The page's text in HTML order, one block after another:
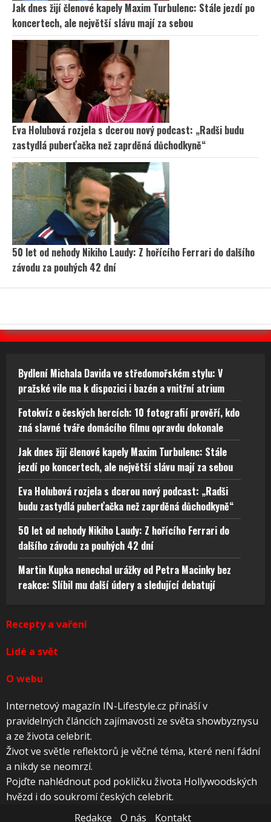
Jak dnes žijí členové kapely Maxim Turbulenc: Stále jezdí po
koncertech, ale největší slávu mají za sebou
Eva Holubová rozjela s dcerou nový podcast: „Radši budu
zastydlá puberťačka než zaprděná důchodkyně“
50 let od nehody Nikiho Laudy: Z hořícího Ferrari do dalšího
závodu za pouhých 42 dní
Bydlení Michala Davida ve středomořském stylu: V
pražské vile ma k dispozici i bazén a vnitřní atrium
Fotokvíz o českých hercích: 10 fotografií prověří, kdo
zná slavné tváře domácího filmu opravdu dokonale
Jak dnes žijí členové kapely Maxim Turbulenc: Stále
jezdí po koncertech, ale největší slávu mají za sebou
Eva Holubová rozjela s dcerou nový podcast: „Radši
budu zastydlá puberťačka než zaprděná důchodkyně“
50 let od nehody Nikiho Laudy: Z hořícího Ferrari do
dalšího závodu za pouhých 42 dní
Martin Kupka nenechal urážky od Petra Macinky bez
reakce: Slíbil mu další údery a sledující debatují
Recepty a vaření
Lidé a svět
O webu
Internetový magazín IN-Lifestyle.cz přináší v
pravidelných článcích zajímavosti ze světa showbyznysu
a ze života celebrit.
Život ve světle reflektorů je věčné téma, které není fádní
a nikdy se neomrzí.
Pojďte nahlédnout pod pokličku života Hollywoodských
hvězd i do soukromí českých celebrit.
Redakce
O nás Kontakt